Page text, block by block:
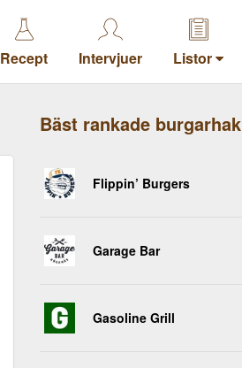
Recept Intervjuer Listor
Bäst rankade burgarhak
Flippin’ Burgers
Garage Bar
Gasoline Grill